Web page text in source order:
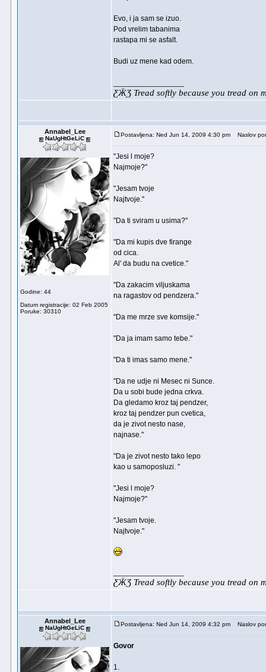
Evo, i ja sam se izuo.
Pod vrelim tabanima
rastapa mi se asfalt.
Budi uz mene kad odem.
ƸӜƷ Tread softly because you tread on
Annabel_Lee
ஐ NaUgHtGeLiC ஐ
Godine: 44
Datum registracije: 02 Feb 2005
Poruke: 30310
Postavljena: Ned Jun 14, 2009 4:30 pm Naslov
"Jesi l moje?
Najmoje?"
"Jesam tvoje
Najtvoje."
"Da ti sviram u usima?"
"Da mi kupis dve firange
od cica.
Al' da budu na cvetice."
"Da zakacim viljuskama
na ragastov od pendzera."
"Da me mrze sve komsije."
"Da ja imam samo tebe."
"Da ti imas samo mene."
"Da ne udje ni Mesec ni Sunce.
Da u sobi bude jedna crkva.
Da gledamo kroz taj pendzer,
kroz taj pendzer pun cvetica,
da je zivot nesto nase,
najnase."
"Da je zivot nesto tako lepo
kao u samoposluzi. "
"Jesi l moje?
Najmoje?"
"Jesam tvoje.
Najtvoje."
ƸӜƷ Tread softly because you tread on
Annabel_Lee
ஐ NaUgHtGeLiC ஐ
Postavljena: Ned Jun 14, 2009 4:32 pm Naslov
Govor
1.